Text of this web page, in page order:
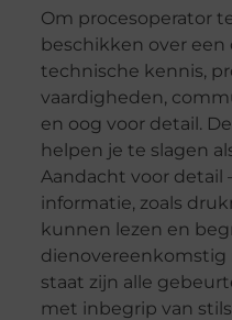
Om procesoperator
beschikken over
technische kennis,
vaardigheden,
en oog voor detail.
helpen je te slagen
Aandacht voor detail
informatie, zoals
kunnen lezen en
dienovereenkomstig
staat zijn alle
met inbegrip van